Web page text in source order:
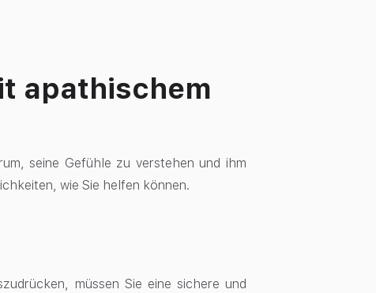
apathischem
seine Gefühle zu verstehen und ihm
wie Sie helfen können.
müssen Sie eine sichere und